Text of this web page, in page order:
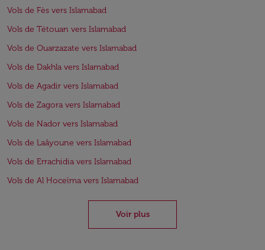
Vols de Fès vers Islamabad
Vols de Tétouan vers Islamabad
Vols de Ouarzazate vers Islamabad
Vols de Dakhla vers Islamabad
Vols de Agadir vers Islamabad
Vols de Zagora vers Islamabad
Vols de Nador vers Islamabad
Vols de Laâyoune vers Islamabad
Vols de Errachidia vers Islamabad
Vols de Al Hoceïma vers Islamabad
Voir plus